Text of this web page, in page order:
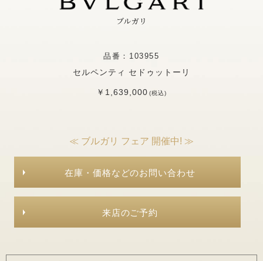
ブルガリ
品番：103955
セルペンティ セドゥットーリ
￥1,639,000(税込)
≪ ブルガリ フェア 開催中! ≫
在庫・価格などのお問い合わせ
来店のご予約